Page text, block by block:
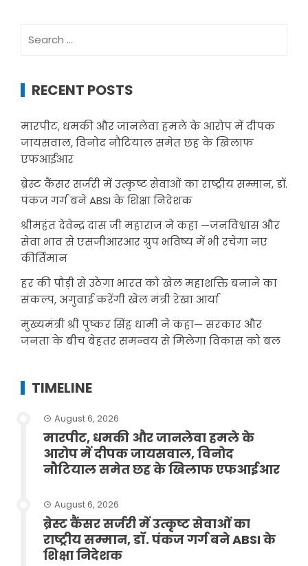
for:
RECENT POSTS
मारपीट, धमकी और जानलेवा हमले के आरोप में दीपक
जायसवाल, विनोद नौटियाल समेत छह के खिलाफ
एफआईआर
ब्रेस्ट कैंसर सर्जरी में उत्कृष्ट सेवाओं का राष्ट्रीय सम्मान, डॉ.
पंकज गर्ग बने ABSI के शिक्षा निदेशक
श्रीमहंत देवेन्द्र दास जी महाराज ने कहा —जनविश्वास और
सेवा भाव से एसजीआरआर ग्रुप भविष्य में भी रचेगा नए
कीर्तिमान
हर की पौड़ी से उठेगा भारत को खेल महाशक्ति बनाने का
संकल्प, अगुवाई करेंगी खेल मंत्री रेखा आर्या
मुख्यमंत्री श्री पुष्कर सिंह धामी ने कहा— सरकार और
जनता के बीच बेहतर समन्वय से मिलेगा विकास को बल
TIMELINE
August 6, 2026
मारपीट, धमकी और जानलेवा हमले के
आरोप में दीपक जायसवाल, विनोद
नौटियाल समेत छह के खिलाफ एफआईआर
August 6, 2026
ब्रेस्ट कैंसर सर्जरी में उत्कृष्ट सेवाओं का
राष्ट्रीय सम्मान, डॉ. पंकज गर्ग बने ABSI के
शिक्षा निदेशक